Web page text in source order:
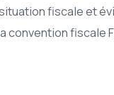
fiscale et
convention fiscale